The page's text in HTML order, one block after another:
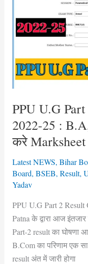
PPU U.G
2022-25 :
करे
Latest NEWS, Bihar
Board, BSEB, Result,
Yadav
PPU U.G Part 2
Patna के द्वारा आज
Part-2 result का घोषणा
B.Com का परिणाम एक
result अंत में जारी होगा
Result
Session
2022-
25
:
B.Sc
&
B.Com
अभी
करे
को
Download